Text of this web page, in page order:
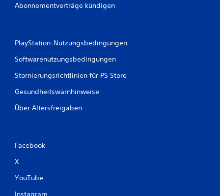
Abonnementverträge kündigen
PlayStation-Nutzungsbedingungen
Softwarenutzungsbedingungen
Stornierungsrichtlinien für PS Store
Gesundheitswarnhinweise
Über Altersfreigaben
Facebook
X
YouTube
Instagram